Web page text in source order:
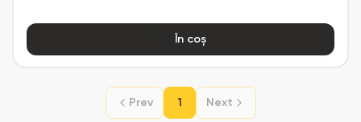
În coș
Prev 1 Next